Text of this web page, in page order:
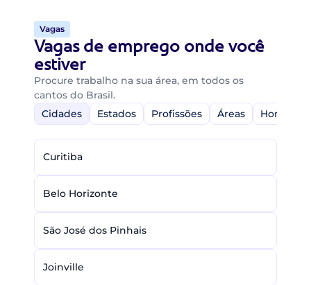
Vagas
Vagas de emprego onde você
estiver
Procure trabalho na sua área, em todos os
cantos do Brasil.
Cidades
Estados Profissões Áreas Home-
Curitiba
Belo Horizonte
São José dos Pinhais
Joinville